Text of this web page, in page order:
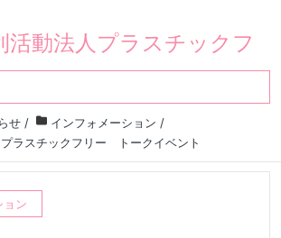
せ / インフォメーション /
ラスチックフリー トークイベント
ョン